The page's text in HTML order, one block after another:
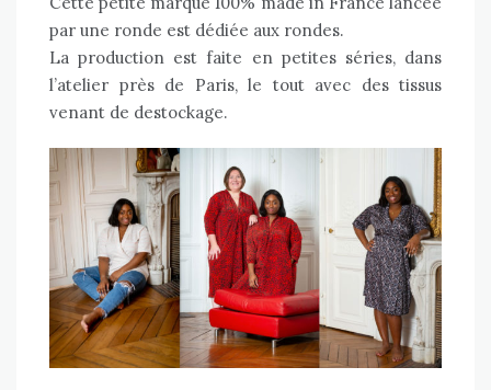
par une ronde est dédiée aux rondes.
La production est faite en petites séries, dans
l’atelier près de Paris, le tout avec des tissus
venant de destockage.